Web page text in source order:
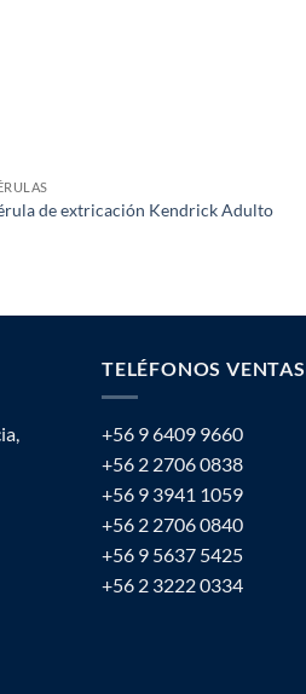
de extricación Kendrick Adulto
TELÉFONOS VENTAS
+56 9 6409 9660
+56 2 2706 0838
+56 9 3941 1059
+56 2 2706 0840
+56 9 5637 5425
+56 2 3222 0334